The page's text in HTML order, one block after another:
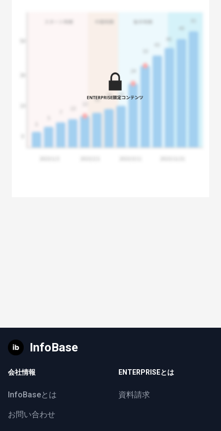
InfoBase
会社情報
InfoBaseとは
お問い合わせ
ENTERPRISEとは
資料請求